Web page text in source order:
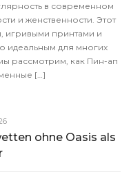
в современном
и женственности. Этот
игривыми принтами и
идеальным для многих
рассмотрим, как Пин-ап
[…]
ohne Oasis als